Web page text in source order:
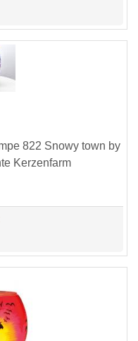
822 Snowy town by
Kerzenfarm